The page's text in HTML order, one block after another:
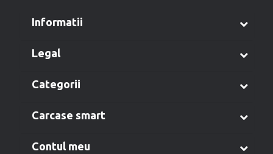
informatii
legal
categorii
carcase smart
contul meu